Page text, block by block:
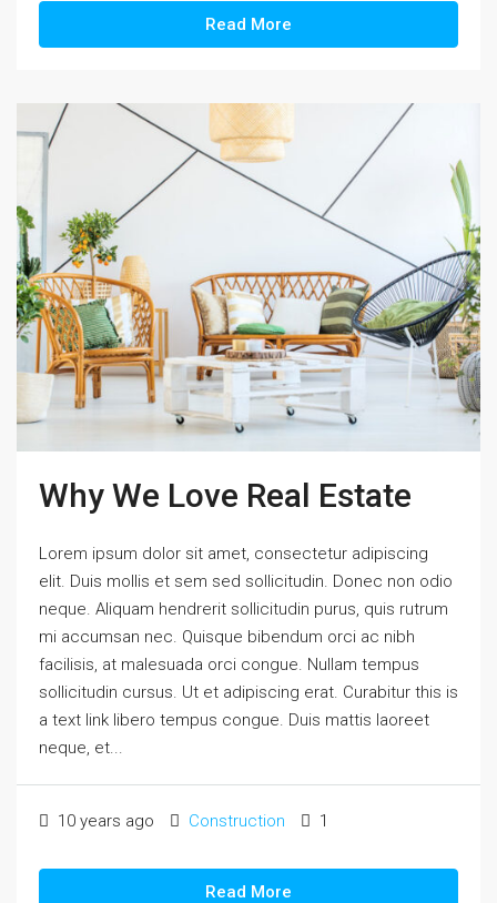
Read More
Why We Love Real Estate
Lorem ipsum dolor sit amet, consectetur adipiscing
elit. Duis mollis et sem sed sollicitudin. Donec non odio
neque. Aliquam hendrerit sollicitudin purus, quis rutrum
mi accumsan nec. Quisque bibendum orci ac nibh
facilisis, at malesuada orci congue. Nullam tempus
sollicitudin cursus. Ut et adipiscing erat. Curabitur this is
a text link libero tempus congue. Duis mattis laoreet
neque, et...
10 years ago Construction 1
Read More